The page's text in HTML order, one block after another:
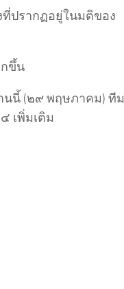
ที่ปรากฏอยู่ในมติของ
ขึ้น
นนี้ (๒๙ พฤษภาคม) ทีม
เพิ่มเติม